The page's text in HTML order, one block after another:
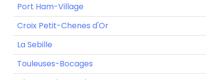
Port Ham-Village
Croix Petit-Chenes d'Or
La Sebille
Touleuses-Bocages